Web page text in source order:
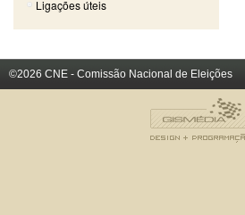
Ligações úteis
©2026 CNE - Comissão Nacional de Eleições